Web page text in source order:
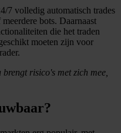
7 volledig automatisch trades
bots. Daarnaast
die het traden
moeten zijn voor
risico's met zich mee,